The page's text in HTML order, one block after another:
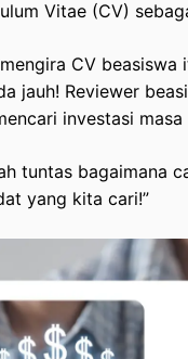
Vitae (CV)
CV beasiswa
jauh! Reviewer
investasi masa
tuntas bagaimana
yang kita cari!”